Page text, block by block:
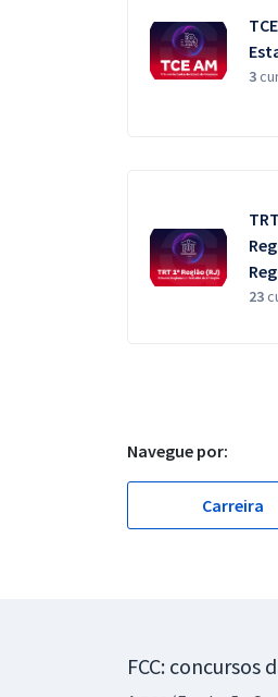
3
23
Navegue por:
Carreira
FCC: concursos